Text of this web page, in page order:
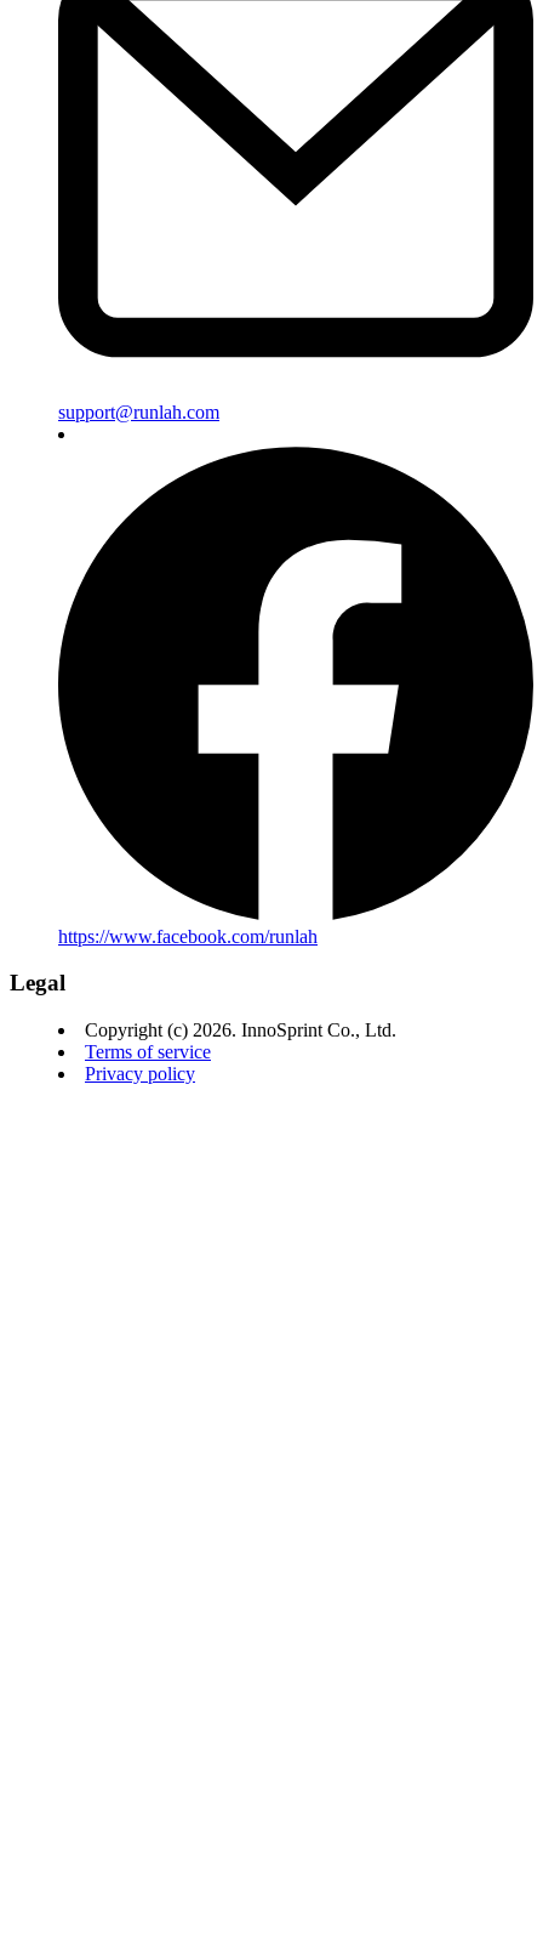
support@runlah.com
https://www.facebook.com/runlah
Legal
Copyright (c) 2026. InnoSprint Co., Ltd.
Terms of service
Privacy policy